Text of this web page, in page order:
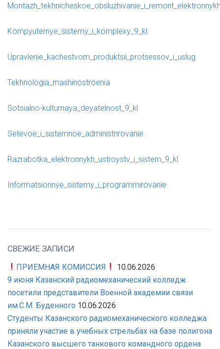
Kompyuternye_sistemy_i_komplexy_9_kl
Upravlenie_kachestvom_produktsii_protsessov_i_uslug
Tekhnologia_mashinostroenia
Sotsialno-kulturnaya_deyatelnost_9_kl
Setevoe_i_sistemnoe_administrirovanie
Razrabotka_elektronnykh_ustroystv_i_sistem_9_kl
Informatsionnye_sistemy_i_programmirovanie
СВЕЖИЕ ЗАПИСИ
ПРИЕМНАЯ КОМИССИЯ
10.06.2026
9 июня Казанский радиомеханический колледж
посетили представители Военной академии связи
им.С.М. Буденного 10.06.2026
Студенты Казанского радиомеханического колледжа
приняли участие в учебных стрельбах на базе полигона
Казанского высшего танкового командного ордена